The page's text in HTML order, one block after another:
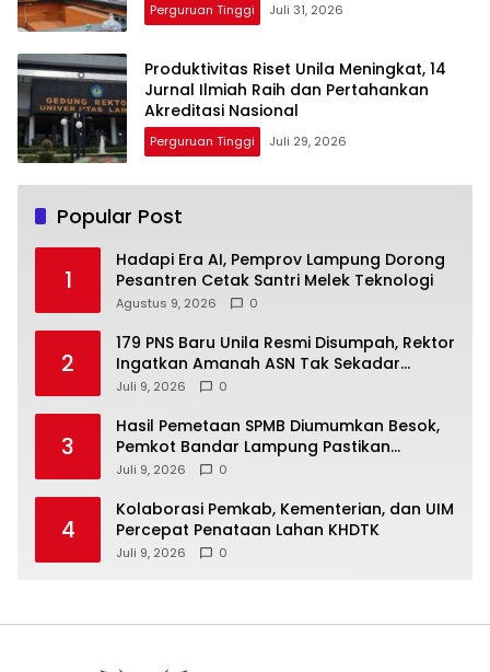
Perguruan Tinggi Juli 31, 2026
Produktivitas Riset Unila Meningkat, 14
Jurnal Ilmiah Raih dan Pertahankan
Akreditasi Nasional
Perguruan Tinggi Juli 29, 2026
Popular Post
1
Hadapi Era AI, Pemprov Lampung Dorong
Pesantren Cetak Santri Melek Teknologi
Agustus 9, 2026 0
2
179 PNS Baru Unila Resmi Disumpah, Rektor
Ingatkan Amanah ASN Tak Sekadar
Formalitas
Juli 9, 2026 0
3
Hasil Pemetaan SPMB Diumumkan Besok,
Pemkot Bandar Lampung Pastikan
Sekolah Negeri Gratis
Juli 9, 2026 0
4
Kolaborasi Pemkab, Kementerian, dan UIM
Percepat Penataan Lahan KHDTK
Juli 9, 2026 0